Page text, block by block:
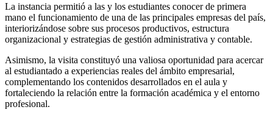
La instancia permitió a las y los estudiantes conocer de primera
mano el funcionamiento de una de las principales empresas del país,
interiorizándose sobre sus procesos productivos, estructura
organizacional y estrategias de gestión administrativa y contable.
Asimismo, la visita constituyó una valiosa oportunidad para acercar
al estudiantado a experiencias reales del ámbito empresarial,
complementando los contenidos desarrollados en el aula y
fortaleciendo la relación entre la formación académica y el entorno
profesional.